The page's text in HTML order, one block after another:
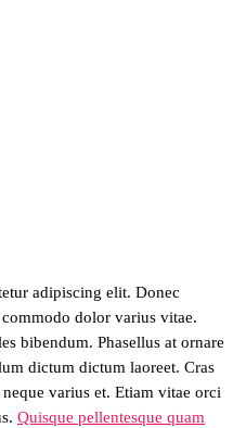
adipiscing elit. Donec
dolor varius vitae.
bibendum. Phasellus at ornare
dictum dictum laoreet. Cras
varius et. Etiam vitae orci
Quisque pellentesque quam